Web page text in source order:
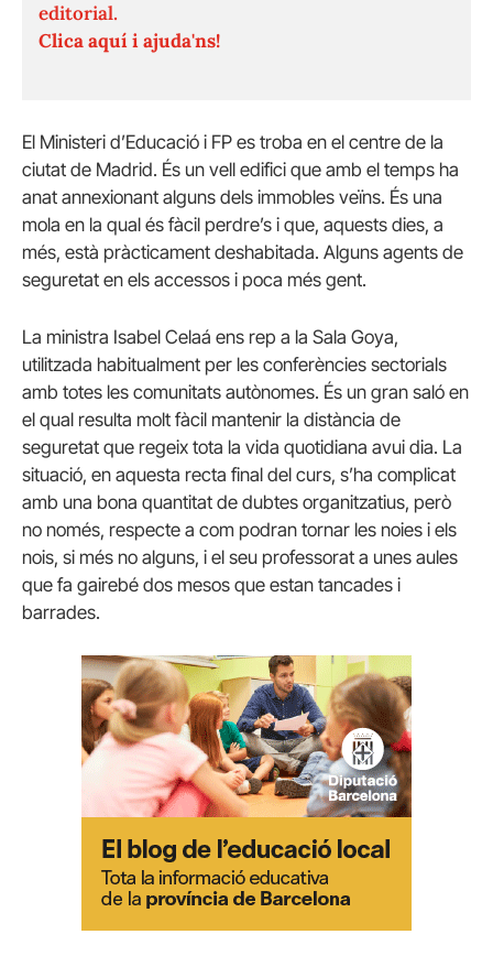
editorial.
Clica aquí i ajuda'ns!
El Ministeri d’Educació i FP es troba en el centre de la
ciutat de Madrid. És un vell edifici que amb el temps ha
anat annexionant alguns dels immobles veïns. És una
mola en la qual és fàcil perdre’s i que, aquests dies, a
més, està pràcticament deshabitada. Alguns agents de
seguretat en els accessos i poca més gent.
La ministra Isabel Celaá ens rep a la Sala Goya,
utilitzada habitualment per les conferències sectorials
amb totes les comunitats autònomes. És un gran saló en
el qual resulta molt fàcil mantenir la distància de
seguretat que regeix tota la vida quotidiana avui dia. La
situació, en aquesta recta final del curs, s’ha complicat
amb una bona quantitat de dubtes organitzatius, però
no només, respecte a com podran tornar les noies i els
nois, si més no alguns, i el seu professorat a unes aules
que fa gairebé dos mesos que estan tancades i
barrades.